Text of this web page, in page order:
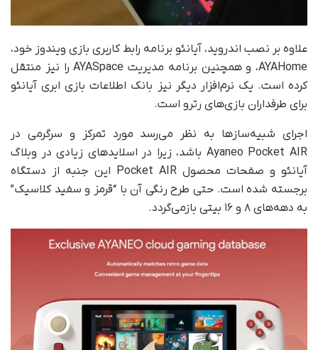
علاوه بر نصب اندروید، آیانئو برنامه رابط کاربری بازی ویندوز خود،
AYAHome، و همچنین برنامه مدیریت AYASpace را نیز منتقل
کرده است. یک نرم‌افزار دیگر نیز بانک اطلاعات بازی ابری آیانئو
برای طرفداران بازی‌های رترو است.
اجرای شبیه‌سازها به نظر می‌رسد مورد تمرکز و سرگرمی در
Ayaneo Pocket AIR باشد، زیرا در اسلایدهای زیادی در وبلاگ
آیانئو و صفحات محصول Pocket AIR این جنبه از دستگاه
برجسته شده است. حتی طرح رنگی آن با “قرمز و سفید کلاسیک”
به دهه‌های ۸ و ۱۶ بیتی بازمی‌گردد.